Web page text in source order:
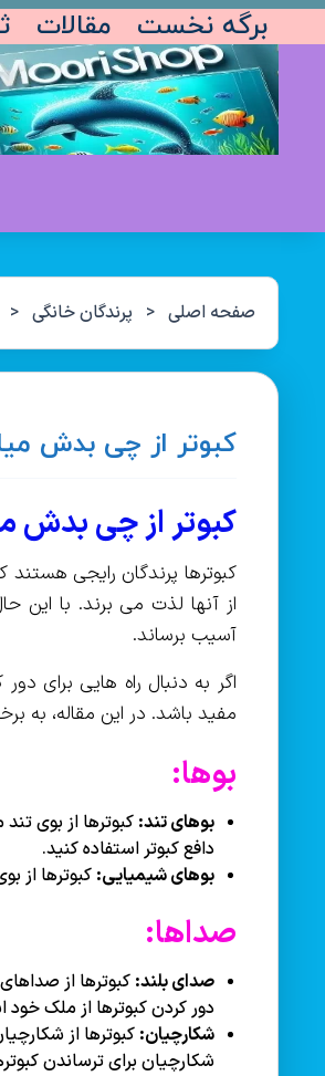
برگه نخست مقالات
صفحه اصلی < پرندگان خانگی <
کبوتر از چی بدش
کبوتر از چی بدش
کبوترها پرندگان رایجی
از آنها لذت می برند. با این
آسیب برساند.
اگر به دنبال راه هایی برای
مفید باشد. در این مقاله، به
بوها:
بوهای تند: کبوترها از بوی
دافع کبوتر استفاده کنید.
بوهای شیمیایی: کبوترها از
صداها:
صدای بلند: کبوترها از
دور کردن کبوترها از ملک خود
شکارچیان: کبوترها از
شکارچیان برای ترساندن